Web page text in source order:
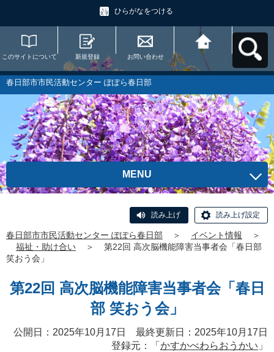
ひらがなをつける
このサイトについて 新規登録 お問い合わせ
春日部市市民活動セ
ンター ぽぽら春日部
へ戻る
春日部市市民活動センター ぽぽら春日部
MENU
読み上げ 読み上げ設定
春日部市市民活動センター ぽぽら春日部 ＞ イベント情報
＞
福祉・助け合い
＞
第22回 高次脳機能障害当事者会「春日部
笑おう会」
第22回 高次脳機能障害当事者会「春日
部 笑おう会」
公開日：2025年10月17日 最終更新日：2025年10月17日
登録元：「 かすかべわらおうかい 」